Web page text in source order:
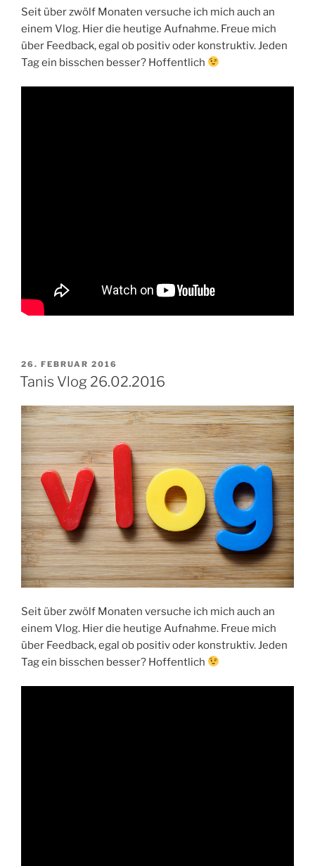
Seit über zwölf Monaten versuche ich mich auch an
einem Vlog. Hier die heutige Aufnahme. Freue mich
über Feedback, egal ob positiv oder konstruktiv. Jeden
Tag ein bisschen besser? Hoffentlich
VERÖFFENTLICHT
AM
26. FEBRUAR 2016
Tanis Vlog 26.02.2016
Seit über zwölf Monaten versuche ich mich auch an
einem Vlog. Hier die heutige Aufnahme. Freue mich
über Feedback, egal ob positiv oder konstruktiv. Jeden
Tag ein bisschen besser? Hoffentlich